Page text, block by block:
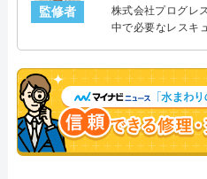
監修者
株式会社プログレ
中で必要なレスキ
決。多くのお客様
ャリスト。